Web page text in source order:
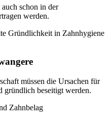
schon in der
werden.
Gründlichkeit in Zahnhygiene
müssen die Ursachen für
gründlich beseitigt werden.
Zahnbelag